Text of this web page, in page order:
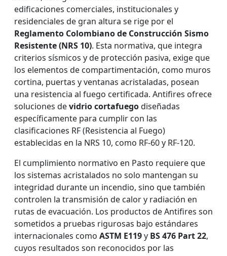
edificaciones comerciales, institucionales y
residenciales de gran altura se rige por el
Reglamento Colombiano de Construcción Sismo
Resistente (NRS 10). Esta normativa, que integra
criterios sísmicos y de protección pasiva, exige que
los elementos de compartimentación, como muros
cortina, puertas y ventanas acristaladas, posean
una resistencia al fuego certificada. Antifires ofrece
soluciones devidrio cortafuegodiseñadas
específicamente para cumplir con las
clasificaciones RF (Resistencia al Fuego)
establecidas en la NRS 10, como RF-60 y RF-120.
El cumplimiento normativo en Pasto requiere que
los sistemas acristalados no solo mantengan su
integridad durante un incendio, sino que también
controlen la transmisión de calor y radiación en
rutas de evacuación. Los productos de Antifires son
sometidos a pruebas rigurosas bajo estándares
internacionales como ASTM E119y BS 476 Part 22,
cuyos resultados son reconocidos por las